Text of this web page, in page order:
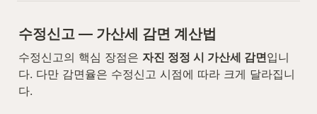
수정신고 — 가산세 감면 계산법
수정신고의 핵심 장점은 자진 정정 시 가산세 감면입니
다. 다만 감면율은 수정신고 시점에 따라 크게 달라집니
다.